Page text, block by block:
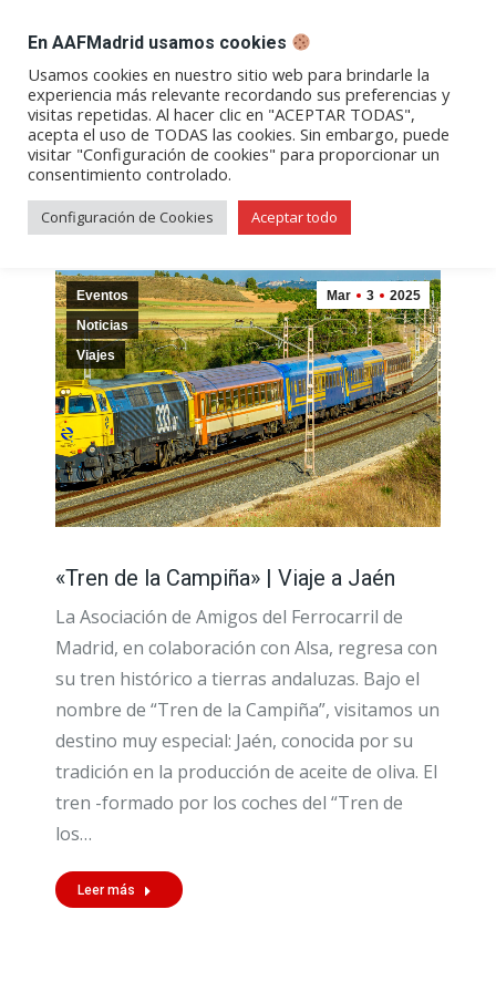
Abrir
enlace
en
una
ventana/pestaña
Abrir
enlace
en
una
ventana/pestaña
Abrir
enlace
en
una
ventana/pestaña
Abrir
enlace
en
una
Abrir
enlace
en
una
Archivos diarios:03/03/2025
Mar 3 2025
Eventos
Noticias
Viajes
«Tren de la Campiña» | Viaje a Jaén
La Asociación de Amigos del Ferrocarril de
Madrid, en colaboración con Alsa, regresa con
su tren histórico a tierras andaluzas. Bajo el
nombre de “Tren de la Campiña”, visitamos un
destino muy especial: Jaén, conocida por su
tradición en la producción de aceite de oliva. El
tren -formado por los coches del “Tren de
los…
Leer más
En AAFMadrid usamos cookies
Usamos cookies en nuestro sitio web para brindarle la
experiencia más relevante recordando sus preferencias y
visitas repetidas. Al hacer clic en "ACEPTAR TODAS",
acepta el uso de TODAS las cookies. Sin embargo, puede
visitar "Configuración de cookies" para proporcionar un
consentimiento controlado.
Configuración de Cookies Aceptar todo